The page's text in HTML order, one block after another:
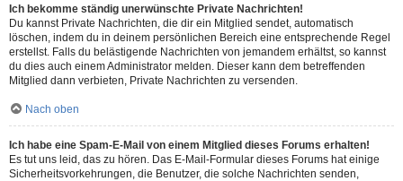
Ich bekomme ständig unerwünschte Private Nachrichten!
Du kannst Private Nachrichten, die dir ein Mitglied sendet, automatisch
löschen, indem du in deinem persönlichen Bereich eine entsprechende Regel
erstellst. Falls du belästigende Nachrichten von jemandem erhältst, so kannst
du dies auch einem Administrator melden. Dieser kann dem betreffenden
Mitglied dann verbieten, Private Nachrichten zu versenden.
Nach oben
Ich habe eine Spam-E-Mail von einem Mitglied dieses Forums erhalten!
Es tut uns leid, das zu hören. Das E-Mail-Formular dieses Forums hat einige
Sicherheitsvorkehrungen, die Benutzer, die solche Nachrichten senden,